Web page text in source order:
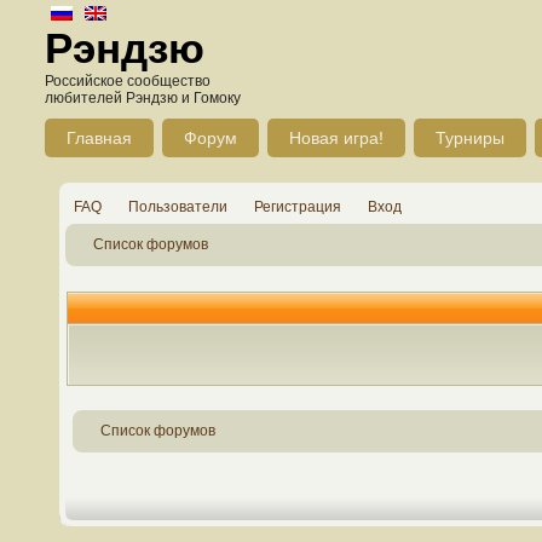
Рэндзю
Российское сообщество
любителей Рэндзю и Гомоку
Главная Форум Новая игра! Турниры
FAQ Пользователи Регистрация Вход
Список форумов
Список форумов